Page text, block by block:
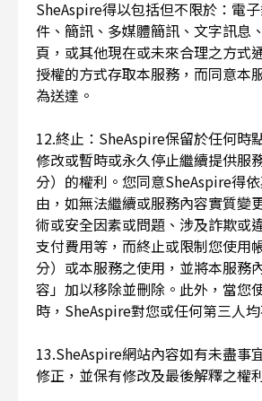
SheAspire得以包括但不限於：電
件、簡訊、多媒體簡訊、文字訊息
頁，或其他現在或未來合理之方式
授權的方式存取本服務，而同意本
為送達。
12.終止：SheAspire保留於任何時
修改或暫時或永久停止繼續提供服
分）的權利。您同意SheAspire得
由，如無法繼續或服務內容實質變
術或安全因素或問題、涉及詐欺或
支付費用等，而終止或限制您使用
分）或本服務之使用，並將本服務
容」加以移除並刪除。此外，當您
時，SheAspire對您或任何第三人
13.SheAspire網站內容如有未盡事
修正，並保有修改及最後解釋之權